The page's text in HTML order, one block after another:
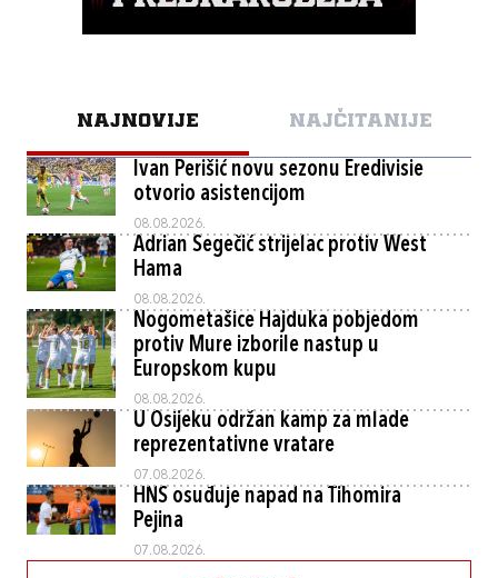
NAJNOVIJE NAJČITANIJE
Ivan Perišić novu sezonu Eredivisie
otvorio asistencijom
08.08.2026.
Adrian Segečić strijelac protiv West
Hama
08.08.2026.
Nogometašice Hajduka pobjedom
protiv Mure izborile nastup u
Europskom kupu
08.08.2026.
U Osijeku održan kamp za mlade
reprezentativne vratare
07.08.2026.
HNS osuđuje napad na Tihomira
Pejina
07.08.2026.